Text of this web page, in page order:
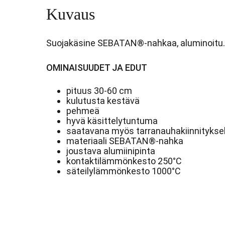
määrä
Kuvaus
Suojakäsine SEBATAN®-nahkaa, aluminoitu.
OMINAISUUDET JA EDUT
pituus 30-60 cm
kulutusta kestävä
pehmeä
hyvä käsittelytuntuma
saatavana myös
materiaali SEBATAN®-nahka
joustava alumiinipinta
kontaktilämmönkesto 250°C
säteilylämmönkesto 1000°C